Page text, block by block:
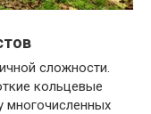
сложности.
кольцевые
многочисленных